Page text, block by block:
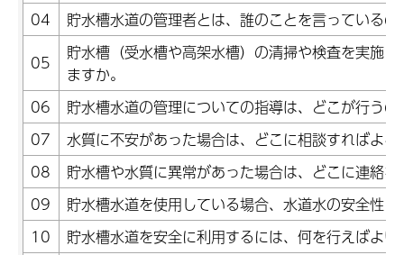
04
貯水槽水道の管理者とは、誰のことを言っているの
05
貯水槽（受水槽や高架水槽）の清掃や検査を実施
ますか。
06
貯水槽水道の管理についての指導は、どこが行うの
07
水質に不安があった場合は、どこに相談すればよ
08
貯水槽や水質に異常があった場合は、どこに連絡
09
貯水槽水道を使用している場合、水道水の安全性
10
貯水槽水道を安全に利用するには、何を行えばよ